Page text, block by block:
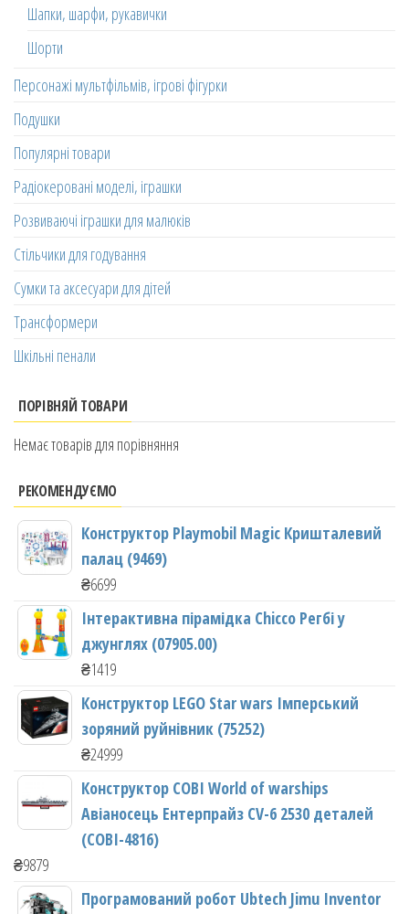
Шапки, шарфи, рукавички
Шорти
Персонажі мультфільмів, ігрові фігурки
Подушки
Популярні товари
Радіокеровані моделі, іграшки
Розвиваючі іграшки для малюків
Стільчики для годування
Сумки та аксесуари для дітей
Трансформери
Шкільні пенали
ПОРІВНЯЙ ТОВАРИ
Немає товарів для порівняння
РЕКОМЕНДУЄМО
Конструктор Playmobil Magic Кришталевий
палац (9469)
₴6699
Інтерактивна пірамідка Chicco Регбі у
джунглях (07905.00)
₴1419
Конструктор LEGO Star wars Імперський
зоряний руйнівник (75252)
₴24999
Конструктор COBI World of warships
Авіаносець Ентерпрайз CV-6 2530 деталей
(COBI-4816)
₴9879
Програмований робот Ubtech Jimu Inventor